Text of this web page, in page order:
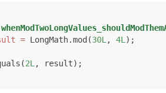
= LongMath.mod(30L , 4L );
2L , result);